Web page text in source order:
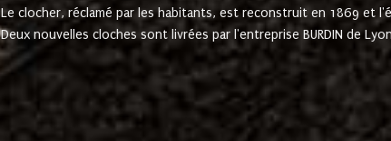
Le clocher, réclamé par les habitants, est reconstruit en 1869 et
Deux nouvelles cloches sont livrées par l'entreprise BURDIN de